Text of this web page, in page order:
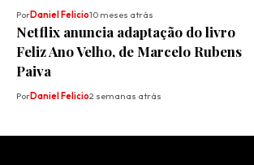
PorDaniel Felicio10 meses atrás
Netflix anuncia adaptação do livro
Feliz Ano Velho, de Marcelo Rubens
Paiva
PorDaniel Felicio2 semanas atrás